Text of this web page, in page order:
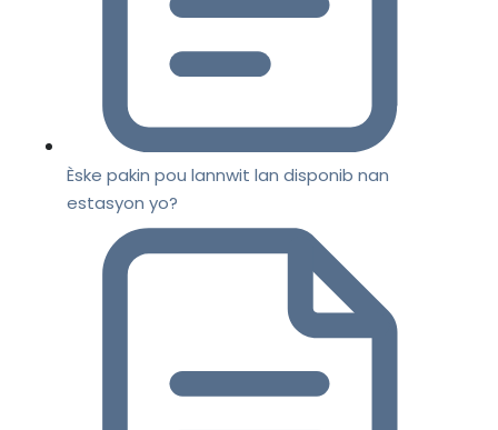
Èske pakin pou lannwit lan disponib nan
estasyon yo?